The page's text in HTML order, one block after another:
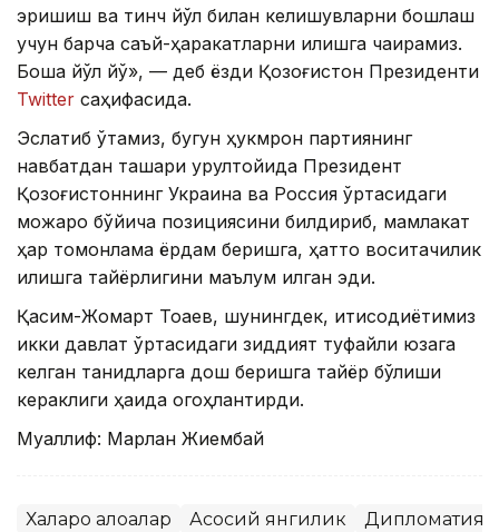
эришиш ва тинч йўл билан келишувларни бошлаш
учун барча саъй-ҳаракатларни қилишга чақирамиз.
Бошқа йўл йўқ», — деб ёзди Қозоғистон Президенти
Twitter саҳифасида.
Эслатиб ўтамиз, бугун ҳукмрон партиянинг
навбатдан ташқари қурултойида Президент
Қозоғистоннинг Украина ва Россия ўртасидаги
можаро бўйича позициясини билдириб, мамлакат
ҳар томонлама ёрдам беришга, ҳатто воситачилик
қилишга тайёрлигини маълум қилган эди.
Қасим-Жомарт Тоқаев, шунингдек, иқтисодиётимиз
икки давлат ўртасидаги зиддият туфайли юзага
келган танқидларга дош беришга тайёр бўлиши
кераклиги ҳақида огоҳлантирди.
Муаллиф: Марлан Жиембай
Халқаро алоқалар Асосий янгилик Дипломатия